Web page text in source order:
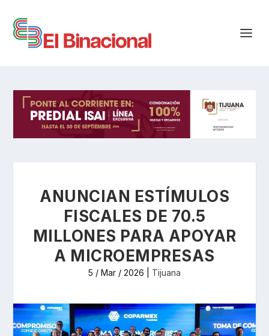
ANUNCIAN ESTÍMULOS
FISCALES DE 70.5
MILLONES PARA APOYAR
A MICROEMPRESAS
5 / Mar / 2026 Tijuana